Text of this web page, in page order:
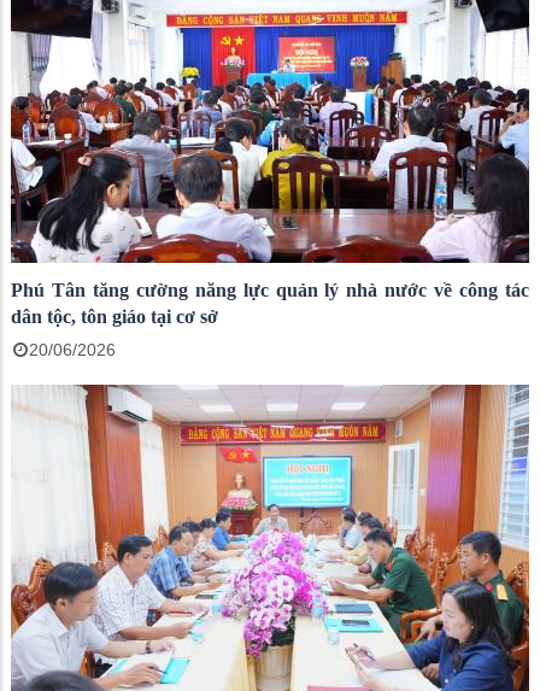
Phú Tân tăng cường năng lực quản lý nhà nước về công tác
dân tộc, tôn giáo tại cơ sở
20/06/2026